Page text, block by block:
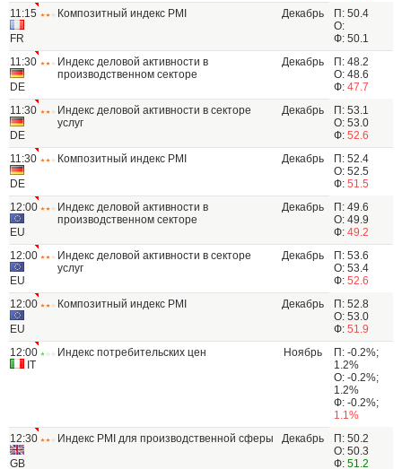
11:15
FR
Композитный индекс PMI Декабрь
П: 50.4
О:
Ф: 50.1
11:30
DE
Индекс деловой активности в
производственном секторе
Декабрь
П: 48.2
О: 48.6
Ф: 47.7
11:30
DE
Индекс деловой активности в секторе
услуг
Декабрь
П: 53.1
О: 53.0
Ф: 52.6
11:30
DE
Композитный индекс PMI Декабрь
П: 52.4
О: 52.5
Ф: 51.5
12:00
EU
Индекс деловой активности в
производственном секторе
Декабрь
П: 49.6
О: 49.9
Ф: 49.2
12:00
EU
Индекс деловой активности в секторе
услуг
Декабрь
П: 53.6
О: 53.4
Ф: 52.6
12:00
EU
Композитный индекс PMI Декабрь
П: 52.8
О: 53.0
Ф: 51.9
12:00
IT
Индекс потребительских цен Ноябрь
П: -0.2%;
1.2%
О: -0.2%;
1.2%
Ф: -0.2%;
1.1%
12:30
GB
Индекс PMI для производственной сферы Декабрь
П: 50.2
О: 50.3
Ф: 51.2